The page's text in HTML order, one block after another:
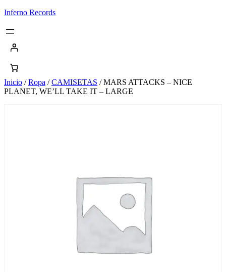
Saltar
contenido
Inferno Records
Inicio /Ropa /CAMISETAS / MARS ATTACKS – NICE
PLANET, WE’LL TAKE IT – LARGE